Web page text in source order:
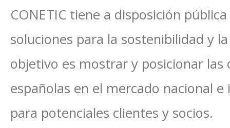
CONETIC tiene a disposición
soluciones para la sostenibilidad y
objetivo es mostrar y posicionar las
españolas en el mercado nacional
para potenciales clientes y socios.